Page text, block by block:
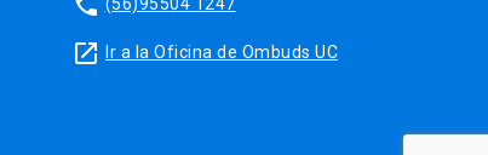
launch Ir a la Oficina de Ombuds UC